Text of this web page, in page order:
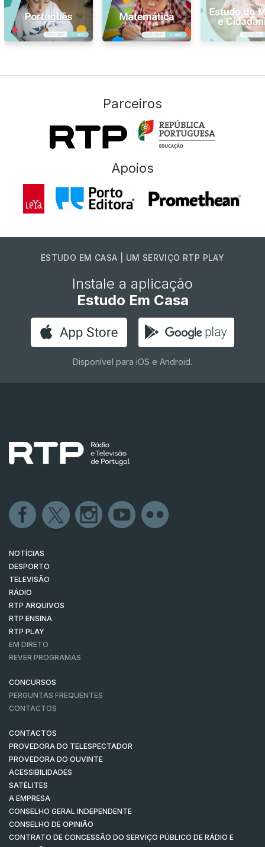
Parceiros
Apoios
ESTUDO EM CASA | UM SERVIÇO RTP PLAY
Instale a aplicação
Estudo Em Casa
Disponível para iOS e Android.
NOTÍCIAS
DESPORTO
TELEVISÃO
RÁDIO
RTP ARQUIVOS
RTP ENSINA
RTP PLAY
EM DIRETO
REVER PROGRAMAS
CONCURSOS
PERGUNTAS FREQUENTES
CONTACTOS
CONTACTOS
PROVEDORA DO TELESPECTADOR
PROVEDORA DO OUVINTE
ACESSIBILIDADES
SATÉLITES
A EMPRESA
CONSELHO GERAL INDEPENDENTE
CONSELHO DE OPINIÃO
CONTRATO DE CONCESSÃO DO SERVIÇO PÚBLICO DE RÁDIO E